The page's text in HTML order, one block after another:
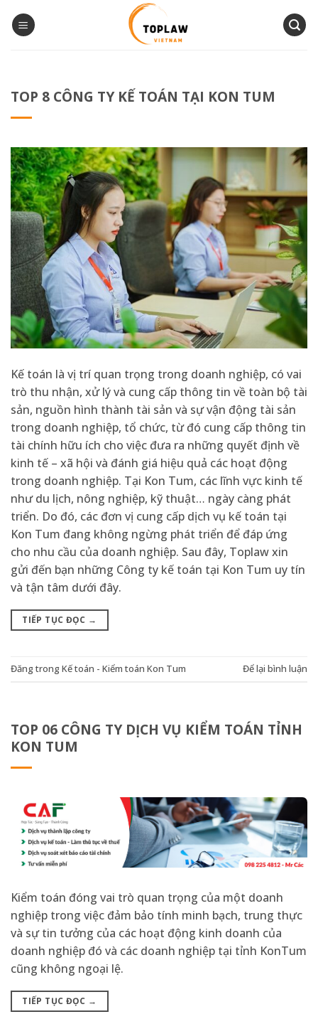
qua
TOP 8 CÔNG TY KẾ TOÁN TẠI KON TUM
Kế toán là vị trí quan trọng trong doanh nghiệp, có vai
trò thu nhận, xử lý và cung cấp thông tin về toàn bộ tài
sản, nguồn hình thành tài sản và sự vận động tài sản
trong doanh nghiệp, tổ chức, từ đó cung cấp thông tin
tài chính hữu ích cho việc đưa ra những quyết định về
kinh tế – xã hội và đánh giá hiệu quả các hoạt động
trong doanh nghiệp. Tại Kon Tum, các lĩnh vực kinh tế
như du lịch, nông nghiệp, kỹ thuật… ngày càng phát
triển. Do đó, các đơn vị cung cấp dịch vụ kế toán tại
Kon Tum đang không ngừng phát triển để đáp ứng
cho nhu cầu của doanh nghiệp. Sau đây, Toplaw xin
gửi đến bạn những Công ty kế toán tại Kon Tum uy tín
và tận tâm dưới đây.
TIẾP TỤC ĐỌC →
Đăng trongKế toán - Kiểm toán Kon Tum Để lại bình luận
TOP 06 CÔNG TY DỊCH VỤ KIỂM TOÁN TỈNH
KON TUM
Kiểm toán đóng vai trò quan trọng của một doanh
nghiệp trong việc đảm bảo tính minh bạch, trung thực
và sự tin tưởng của các hoạt động kinh doanh của
doanh nghiệp đó và các doanh nghiệp tại tỉnh KonTum
cũng không ngoại lệ.
TIẾP TỤC ĐỌC →